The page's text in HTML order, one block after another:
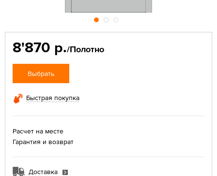
8'870 р./Полотно
Выбрать
Быстрая покупка
Расчет на месте
Гарантия и возврат
Доставка